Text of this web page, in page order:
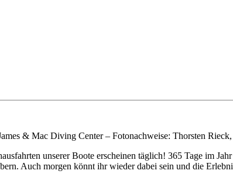
& Mac Diving Center – Fotonachweise: Thorsten
unserer Boote erscheinen täglich! 365 Tage im
Auch morgen könnt ihr wieder dabei sein und die